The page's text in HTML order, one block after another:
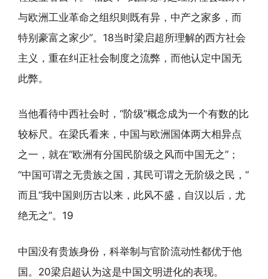
与欧洲工业革命之组织则既有异，中产之家多，而
特别豪富之家少”。18当时梁启超所理解的西方社会
主义，重在纠正社会制度之流弊，而他认定中国无
此弊。
当他看待中西社会时，“阶级”概念成为一个有数的比
较标尺。在梁氏看来，中国与欧洲国体两大相异点
之一，就在“欧洲有分国民阶级之风而中国无之”；
“中国可谓之无贵族之国，其民可谓之无阶级之民，”
而且“我中国则历古以来，此风不盛，自汉以后，尤
绝无之”。19
中国没有贵族身份，科举制与官阶流动性都优于他
国。20梁启超认为这是中国文明进化的表现。